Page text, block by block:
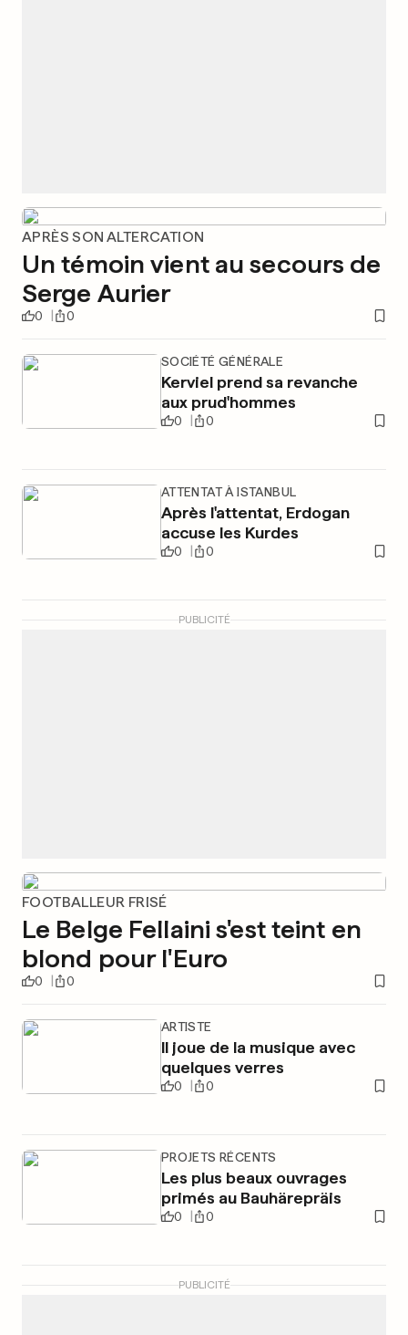
APRÈS SON ALTERCATION
Un témoin vient au secours de
Serge Aurier
0 0
SOCIÉTÉ GÉNÉRALE
Kerviel prend sa revanche
aux prud'hommes
0 0
ATTENTAT À ISTANBUL
Après l'attentat, Erdogan
accuse les Kurdes
0 0
PUBLICITÉ
FOOTBALLEUR FRISÉ
Le Belge Fellaini s'est teint en
blond pour l'Euro
0 0
ARTISTE
Il joue de la musique avec
quelques verres
0 0
PROJETS RÉCENTS
Les plus beaux ouvrages
primés au Bauhärepräis
0 0
PUBLICITÉ